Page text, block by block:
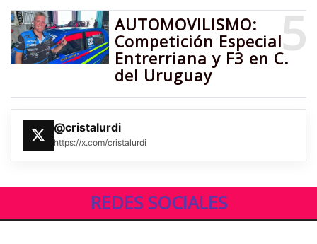
5
AUTOMOVILISMO:
Competición Especial
Entrerriana y F3 en C.
del Uruguay
@cristalurdi
https://x.com/cristalurdi
REDES SOCIALES